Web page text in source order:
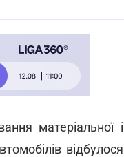
матеріальної і
відбулося